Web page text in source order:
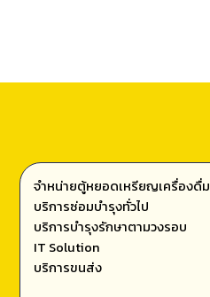
จำหน่ายตู้หยอดเหรียญเครื่องดื่ม
บริการซ่อมบำรุงทั่วไป
บริการบำรุงรักษาตามวงรอบ
IT Solution
บริการขนส่ง